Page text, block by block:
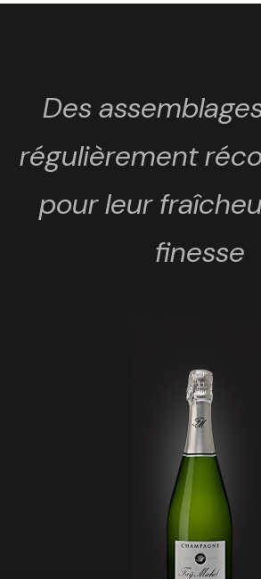
Des
régulièrement
pour leur
finesse